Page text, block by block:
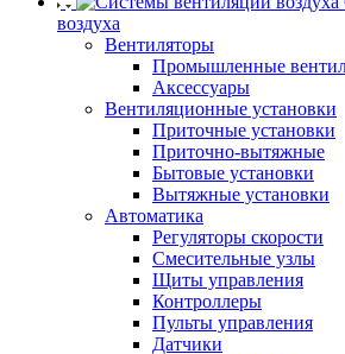
воздуха
Вентиляторы
Промышленные
Аксессуары
Вентиляционные установки
Приточные установки
Приточно-вытяжные
Бытовые установки
Вытяжные установки
Автоматика
Регуляторы скорости
Смесительные узлы
Щиты управления
Контроллеры
Пульты управления
Датчики